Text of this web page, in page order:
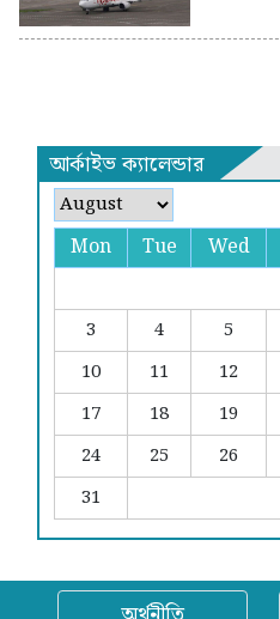
আর্কাইভ ক্যালেন্ডার
Mon Tue Wed
3
4 5
10
11 12
17
18 19
24
25 26
31